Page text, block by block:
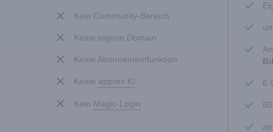
Kein Community-Bereich
Keine eigene Domain
Keine Abonnementfunktion
Keine apprex KI
Kein Magic-Login
6